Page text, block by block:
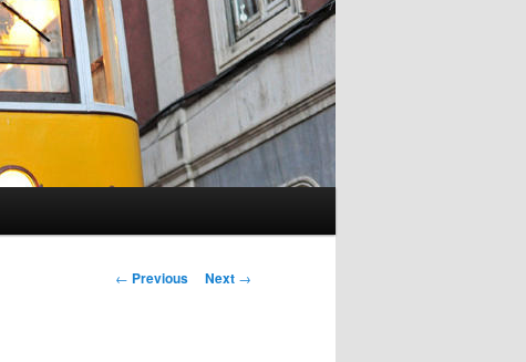
Post
← Previous Next →